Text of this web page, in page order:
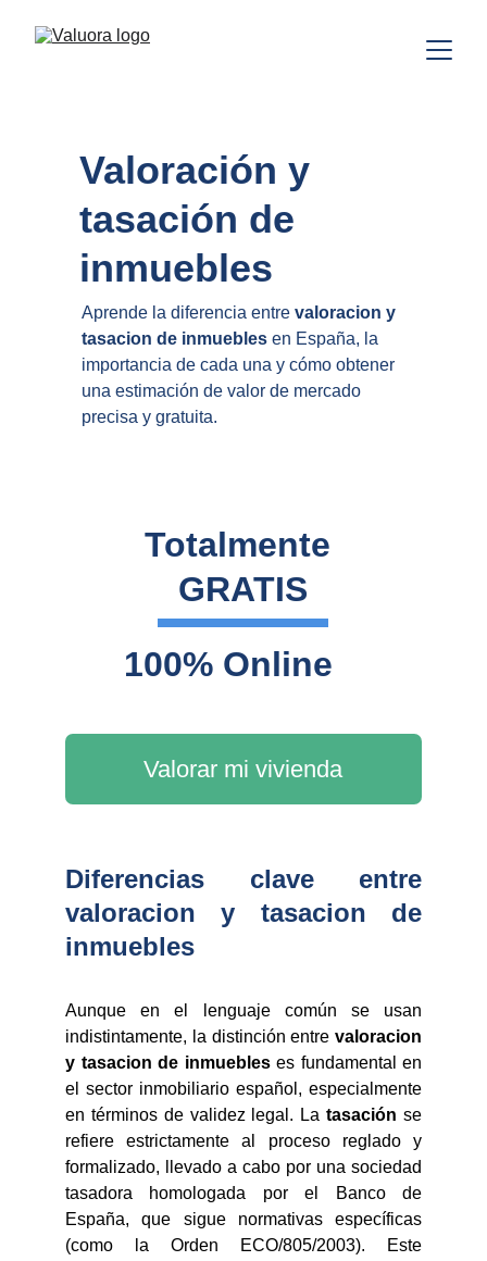
Valoración y
tasación de
inmuebles
Aprende la diferencia entre valoracion y
tasacion de inmuebles en España, la
importancia de cada una y cómo obtener
una estimación de valor de mercado
precisa y gratuita.
Totalmente
GRATIS
Valorar mi vivienda
100% Online
Diferencias clave entre
valoracion y tasacion de
inmuebles
Aunque en el lenguaje común se usan
indistintamente, la distinción entre valoracion
y tasacion de inmuebleses fundamental en
el sector inmobiliario español, especialmente
en términos de validez legal. Latasación se
refiere estrictamente al proceso reglado y
formalizado, llevado a cabo por una sociedad
tasadora homologada por el Banco de
España, que sigue normativas específicas
(como la Orden ECO/805/2003). Este